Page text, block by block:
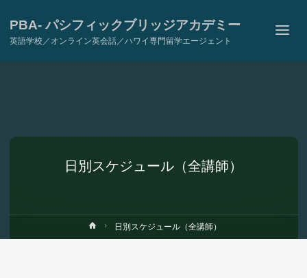
PBA- パシフィックブリッジアカデミー
英語学校／オンライン英会話／ハワイ専門留学エージェント
日別スケジュール（全講師）
ホ
ー
日別スケジュール（全講師）